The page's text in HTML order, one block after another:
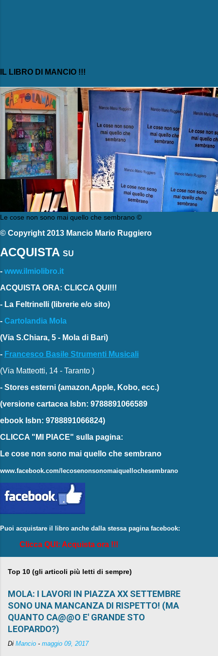
IL LIBRO DI MANCIO !!!
Le cose non sono mai quello che sembrano ©
© Copyright 2013 Mancio Mario Ruggiero
ACQUISTA SU
- www.ilmiolibro.it
ACQUISTA ORA: CLICCA QUI!!!
- La Feltrinelli (librerie e/o sito)
- Cartolandia Mola
(Via S.Chiara, 5 - Mola di Bari)
- Francesco Basile Strumenti Musicali
(Via Matteotti, 14 - Taranto )
- Stores esterni (amazon,Apple, Kobo, ecc.)
(versione cartacea Isbn: 9788891066589
ebook Isbn: 9788891066824)
CLICCA "MI PIACE" sulla pagina:
Le cose non sono mai quello che sembrano
www.facebook.com/lecosenonsonomaiquellochesembrano
Puoi acquistare il libro anche dalla stessa pagina facebook:
Clicca QUI: Acquista ora !!!
Top 10 (gli articoli più letti di sempre)
MOLA: I LAVORI IN PIAZZA XX SETTEMBRE
SONO UNA MANCANZA DI RISPETTO! (MA
QUANTO CA@@O E' GRANDE STO
LEOPARDO?)
Di Mancio - maggio 09, 2017